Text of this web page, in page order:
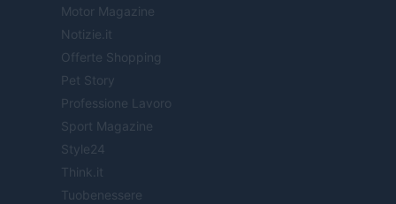
Motor Magazine
Notizie.it
Offerte Shopping
Pet Story
Professione Lavoro
Sport Magazine
Style24
Think.it
Tuobenessere